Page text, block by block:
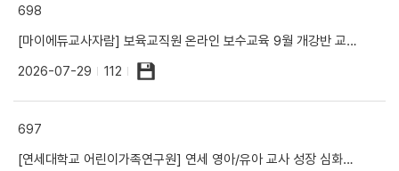
698
[마이에듀교사자람] 보육교직원 온라인 보수교육 9월 개강반 교육신청 안내
2026-07-29
112
697
[연세대학교 어린이가족연구원] 연세 영아/유아 교사 성장 심화과정 안내